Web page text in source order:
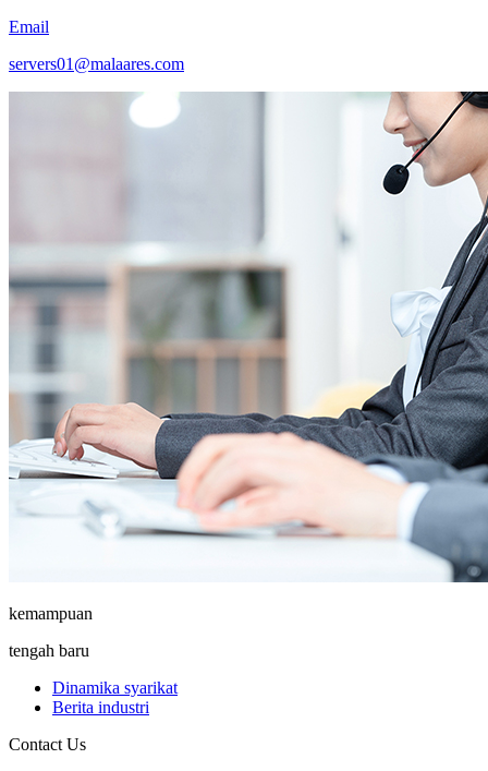
Email
servers01@malaares.com
kemampuan
tengah baru
Dinamika syarikat
Berita industri
Contact Us